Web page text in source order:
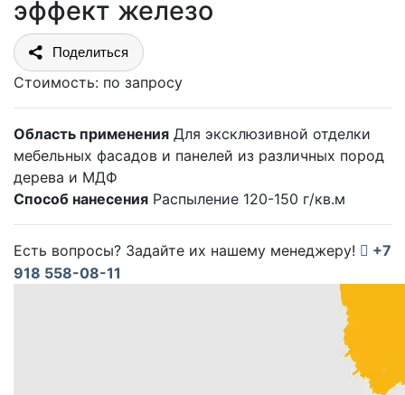
эффект железо
Поделиться
Стоимость: по запросу
Область применения Для эксклюзивной отделки
мебельных фасадов и панелей из различных пород
дерева и МДФ
Способ нанесения Распыление 120-150 г/кв.м
Есть вопросы? Задайте их нашему менеджеру!
+7
918 558-08-11